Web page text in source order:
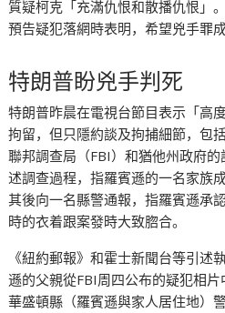
質疑柯克「充滿仇恨和散播仇恨」
預告疑犯落網時表明，希望兇手罪
特朗普盼兇手判死
特朗普昨晨在電視台節目表示「高
拘留，但只隱約談及拘捕細節，包
聯邦調查局（FBI）和猶他州政府
述調查過程，指羅賓遜的一名家族
其後向一名縣警通報，指羅賓遜承
時的衣着跟案發時大致脗合。
《紐約郵報》和霍士新聞台等引述
遜的父親從FBI周四公布的疑犯相
華盛頓縣（羅賓遜與家人居住地）